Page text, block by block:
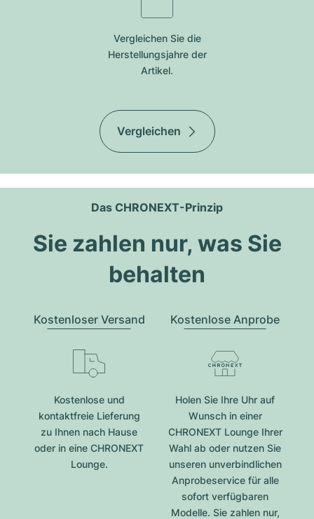
Vergleichen Sie die
Herstellungsjahre der
Artikel.
Vergleichen
Das CHRONEXT-Prinzip
Sie zahlen nur, was Sie
behalten
Kostenloser Versand
Kostenlose und
kontaktfreie Lieferung
zu Ihnen nach Hause
oder in eine CHRONEXT
Lounge.
Kostenlose Anprobe
Holen Sie Ihre Uhr auf
Wunsch in einer
CHRONEXT Lounge Ihrer
Wahl ab oder nutzen Sie
unseren unverbindlichen
Anprobeservice für alle
sofort verfügbaren
Modelle. Sie zahlen nur,